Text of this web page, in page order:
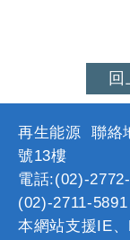
回
再生能源 聯絡
號13樓
電話:(02)-
(02)-2711-5891
本網站支援IE